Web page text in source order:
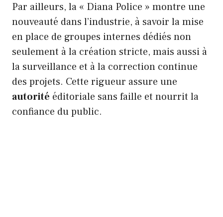
Par ailleurs, la « Diana Police » montre une
nouveauté dans l’industrie, à savoir la mise
en place de groupes internes dédiés non
seulement à la création stricte, mais aussi à
la surveillance et à la correction continue
des projets. Cette rigueur assure une
autorité éditoriale sans faille et nourrit la
confiance du public.